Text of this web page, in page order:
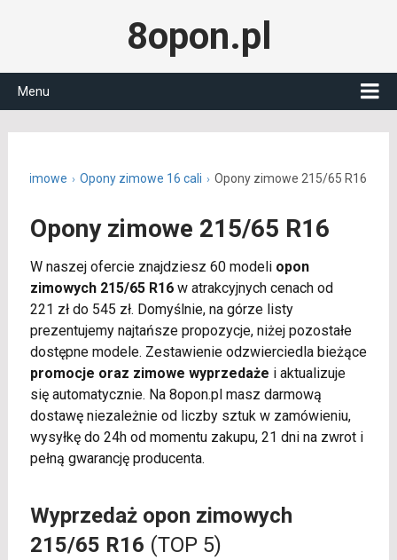
8opon.pl
Menu
zimowe Opony zimowe 16 cali Opony zimowe 215/65 R16
Opony zimowe 215/65 R16
W naszej ofercie znajdziesz 60 modeli opon
zimowych 215/65 R16w atrakcyjnych cenach od
221 zł do 545 zł. Domyślnie, na górze listy
prezentujemy najtańsze propozycje, niżej pozostałe
dostępne modele. Zestawienie odzwierciedla bieżące
promocje oraz zimowe wyprzedaże i aktualizuje
się automatycznie. Na 8opon.pl masz darmową
dostawę niezależnie od liczby sztuk w zamówieniu,
wysyłkę do 24h od momentu zakupu, 21 dni na zwrot i
pełną gwarancję producenta.
Wyprzedaż opon zimowych
215/65 R16 (TOP 5)